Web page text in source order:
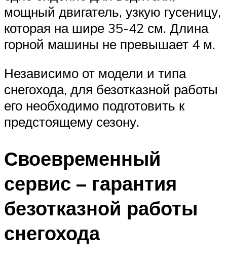
мощный двигатель, узкую гусеницу,
которая на шире 35-42 см. Длина
горной машины не превышает 4 м.
Независимо от модели и типа
снегохода, для безотказной работы
его необходимо подготовить к
предстоящему сезону.
Своевременный
сервис – гарантия
безотказной работы
снегохода